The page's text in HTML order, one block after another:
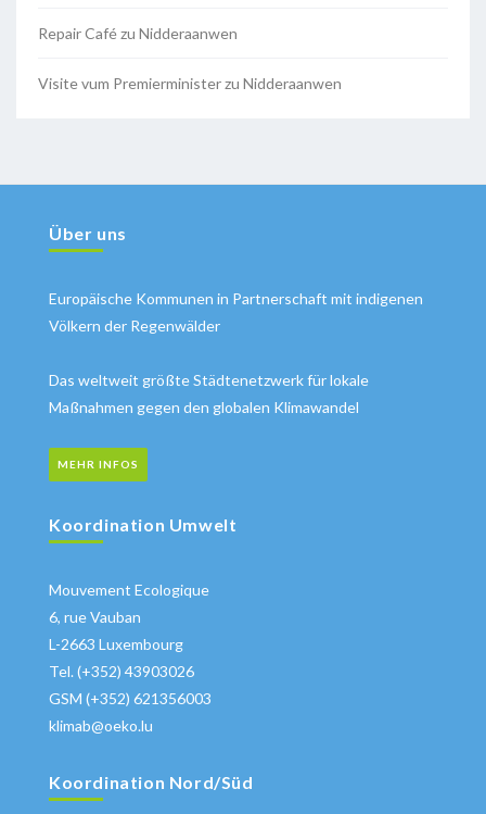
Repair Café zu Nidderaanwen
Visite vum Premierminister zu Nidderaanwen
Über uns
Europäische Kommunen in Partnerschaft mit indigenen
Völkern der Regenwälder
Das weltweit größte Städtenetzwerk für lokale
Maßnahmen gegen den globalen Klimawandel
MEHR INFOS
Koordination Umwelt
Mouvement Ecologique
6, rue Vauban
L-2663 Luxembourg
Tel. (+352) 43903026
GSM (+352) 621356003
klimab@oeko.lu
Koordination Nord/Süd